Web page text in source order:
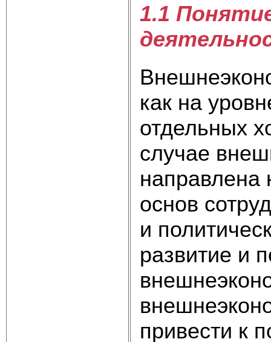
1.1
как на
отдельных
случае
направлена
основ
и
развитие и
привести к